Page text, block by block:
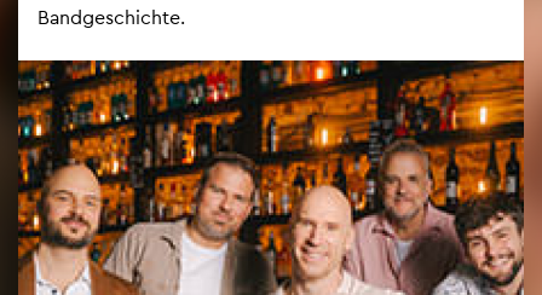
Band­ge­schich­te.